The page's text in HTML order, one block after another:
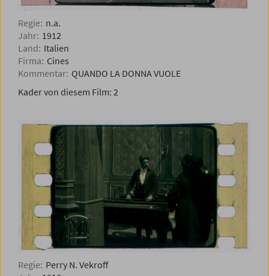
Regie: n.a.
Jahr: 1912
Land: Italien
Firma: Cines
Kommentar: QUANDO LA DONNA VUOLE
Kader von diesem Film: 2
Regie: Perry N. Vekroff